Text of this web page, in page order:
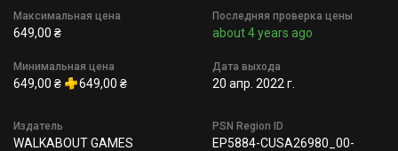
Максимальная цена
649,00 ₴
Минимальная цена
649,00 ₴ 649,00 ₴
Последняя проверка цены
about 4 years ago
Дата выхода
20 апр. 2022 г.
Издатель
WALKABOUT GAMES
PSN Region ID
EP5884-CUSA26980_00-